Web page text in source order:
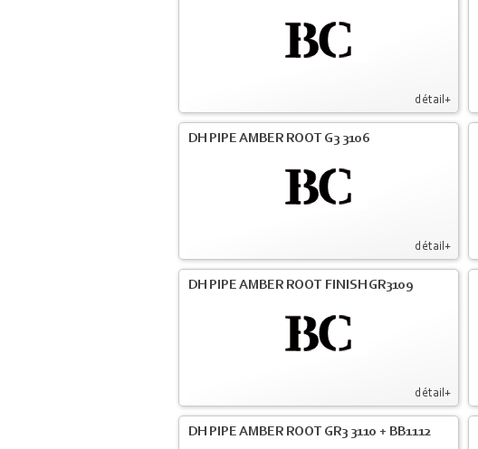
détail+
détail+
DH PIPE AMBER ROOT G3 3106
détail+
DH PIPE AMBER ROOT FINISH GR3109
DH PIPE AMBER ROOT GR3 3110 + BB1112